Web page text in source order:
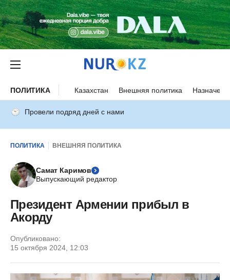
ПОЛИТИКА Казахстан Внешняя политика
Провели подряд дней с нами
ПОЛИТИКА ВНЕШНЯЯ ПОЛИТИКА
Самат Каримов
Выпускающий редактор
Президент Армении прибыл в
Акорду
Опубликовано:
15 октября 2024, 12:03